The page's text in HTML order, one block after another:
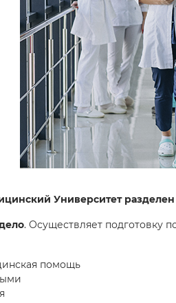
Университет разделен
. Осуществляет подготовку
помощь